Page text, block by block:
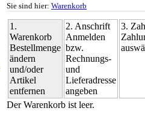
Sie sind hier: Warenkorb
1.
Warenkorb
Bestellmenge
ändern
und/oder
Artikel
entfernen
2. Anschrift
Anmelden
bzw.
Rechnungs-
und
Lieferadresse
angeben
3.
Der Warenkorb ist leer.